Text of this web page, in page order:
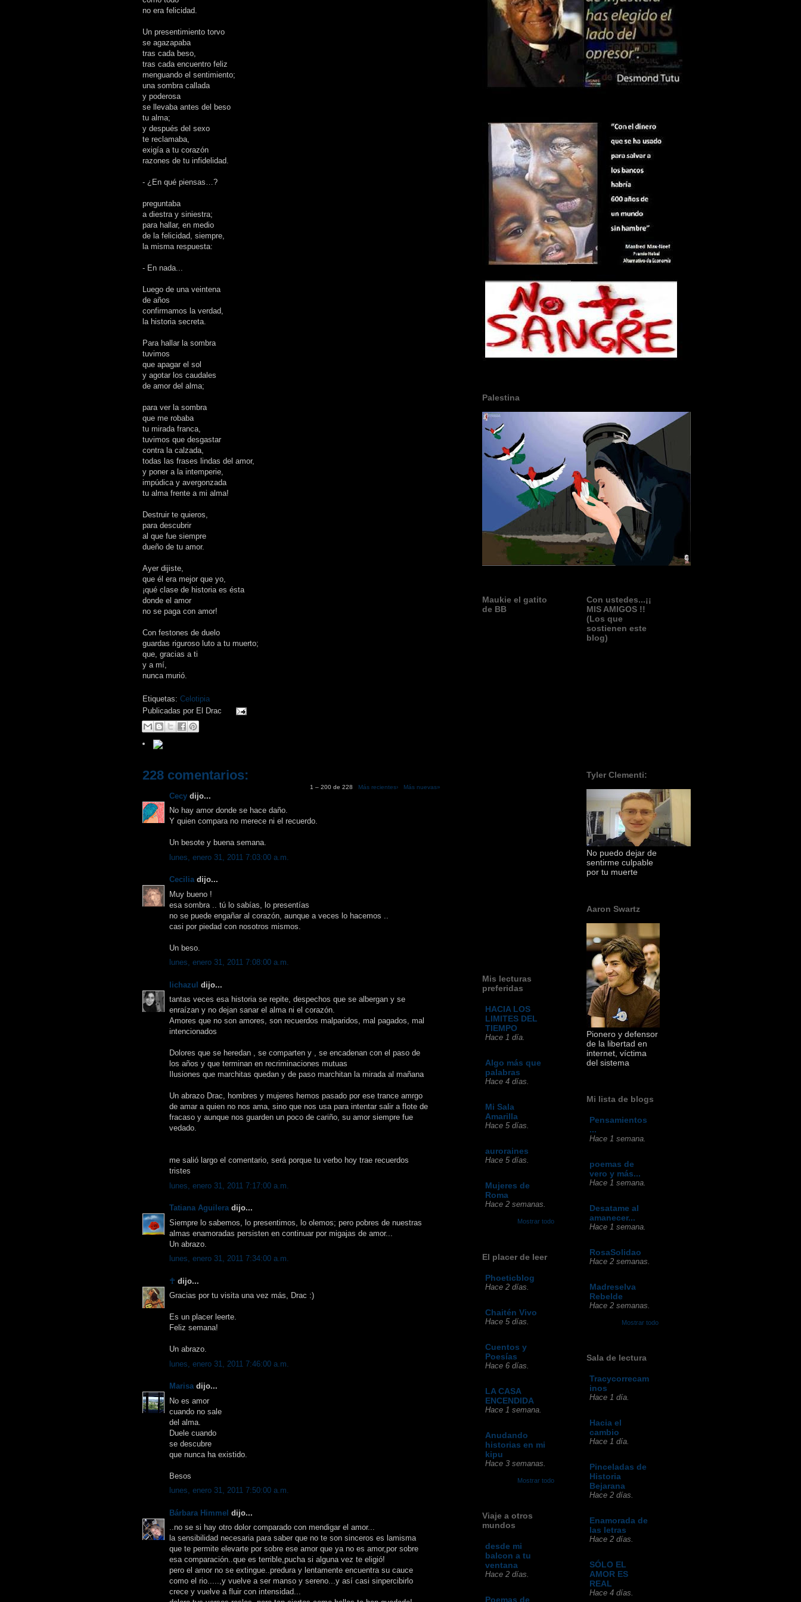
no era felicidad.
Un presentimiento torvo
se agazapaba
tras cada beso,
tras cada encuentro feliz
menguando el sentimiento;
una sombra callada
y poderosa
se llevaba antes del beso
tu alma;
y después del sexo
te reclamaba,
exigía a tu corazón
razones de tu infidelidad.
- ¿En qué piensas…?
preguntaba
a diestra y siniestra;
para hallar, en medio
de la felicidad, siempre,
la misma respuesta:
- En nada...
Luego de una veintena
de años
confirmamos la verdad,
la historia secreta.
Para hallar la sombra
tuvimos
que apagar el sol
y agotar los caudales
de amor del alma;
para ver la sombra
que me robaba
tu mirada franca,
tuvimos que desgastar
contra la calzada,
todas las frases lindas del amor,
y poner a la intemperie,
impúdica y avergonzada
tu alma frente a mi alma!
Destruir te quieros,
para descubrir
al que fue siempre
dueño de tu amor.
Ayer dijiste,
que él era mejor que yo,
¡qué clase de historia es ésta
donde el amor
no se paga con amor!
Con festones de duelo
guardas riguroso luto a tu muerto;
que, gracias a ti
y a mí,
nunca murió.
Etiquetas: Celotipia
Publicadas por El Drac
228 comentarios:
1 – 200 de 228 Más recientes› Más nuevas»
Cecy dijo...
No hay amor donde se hace daño.
Y quien compara no merece ni el recuerdo.
Un besote y buena semana.
lunes, enero 31, 2011 7:03:00 a.m.
Ceciliadijo...
Muy bueno !
esa sombra .. tú lo sabías, lo presentías
no se puede engañar al corazón, aunque a veces lo hacemos ..
casi por piedad con nosotros mismos.
Un beso.
lunes, enero 31, 2011 7:08:00 a.m.
lichazul dijo...
tantas veces esa historia se repite, despechos que se albergan y se
enraízan y no dejan sanar el alma ni el corazón.
Amores que no son amores, son recuerdos malparidos, mal pagados, mal
intencionados
Dolores que se heredan , se comparten y , se encadenan con el paso de
los años y que terminan en recriminaciones mutuas
Ilusiones que marchitas quedan y de paso marchitan la mirada al mañana
Un abrazo Drac, hombres y mujeres hemos pasado por ese trance amrgo
de amar a quien no nos ama, sino que nos usa para intentar salir a flote de
fracaso y aunque nos guarden un poco de cariño, su amor siempre fue
vedado.
me salió largo el comentario, será porque tu verbo hoy trae recuerdos
tristes
lunes, enero 31, 2011 7:17:00 a.m.
Tatiana Aguileradijo...
Siempre lo sabemos, lo presentimos, lo olemos; pero pobres de nuestras
almas enamoradas persisten en continuar por migajas de amor...
Un abrazo.
lunes, enero 31, 2011 7:34:00 a.m.
☥ dijo...
Gracias por tu visita una vez más, Drac :)
Es un placer leerte.
Feliz semana!
Un abrazo.
lunes, enero 31, 2011 7:46:00 a.m.
Marisadijo...
No es amor
cuando no sale
del alma.
Duele cuando
se descubre
que nunca ha existido.
Besos
lunes, enero 31, 2011 7:50:00 a.m.
Bárbara Himmel dijo...
..no se si hay otro dolor comparado con mendigar el amor...
la sensibilidad necesaria para saber que no te son sinceros es lamisma
que te permite elevarte por sobre ese amor que ya no es amor,por sobre
esa comparación..que es terrible,pucha si alguna vez te eligió!
pero el amor no se extingue..predura y lentamente encuentra su cauce
como el rio.....,y vuelve a ser manso y sereno...y así casi sinpercibirlo
crece y vuelve a fluir con intensidad...
Palestina
Maukie el gatito
de BB
Mis lecturas
preferidas
HACIA LOS
LIMITES DEL
TIEMPO
Hace 1 día.
Algo más que
palabras
Hace 4 días.
Mi Sala
Amarilla
Hace 5 días.
auroraines
Hace 5 días.
Mujeres de
Roma
Hace 2 semanas.
Mostrar todo
El placer de leer
Phoeticblog
Hace 2 días.
Chaitén Vivo
Hace 5 días.
Cuentos y
Poesías
Hace 6 días.
LA CASA
ENCENDIDA
Hace 1 semana.
Anudando
historias en mi
kipu
Hace 3 semanas.
Mostrar todo
Viaje a otros
mundos
desde mi
balcon a tu
ventana
Hace 2 días.
Poemas de
Con ustedes...¡¡
MIS AMIGOS !!
(Los que
sostienen este
blog)
Tyler Clementi:
No puedo dejar de
sentirme culpable
por tu muerte
Aaron Swartz
Pionero y defensor
de la libertad en
internet, víctima
del sistema
Mi lista de blogs
Pensamientos
...
Hace 1 semana.
poemas de
vero y más...
Hace 1 semana.
Desatame al
amanecer...
Hace 1 semana.
RosaSolidao
Hace 2 semanas.
Madreselva
Rebelde
Hace 2 semanas.
Mostrar todo
Sala de lectura
Tracycorrecam
inos
Hace 1 día.
Hacia el
cambio
Hace 1 día.
Pinceladas de
Historia
Bejarana
Hace 2 días.
Enamorada de
las letras
Hace 2 días.
SÓLO EL
AMOR ES
REAL
Hace 4 días.